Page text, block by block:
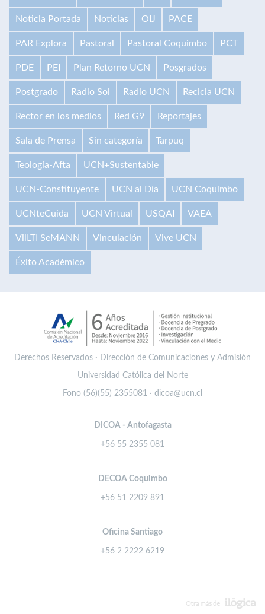
Noticia Portada Noticias OIJ PACE
PAR Explora Pastoral Pastoral Coquimbo PCT
PDE PEI Plan Retorno UCN Posgrados
Postgrado Radio Sol Radio UCN Recicla UCN
Rector en los medios Red G9 Reportajes
Sala de Prensa Sin categoría Tarpuq
Teología-Afta UCN+Sustentable
UCN-Constituyente UCN al Día UCN Coquimbo
UCNteCuida UCN Virtual USQAI VAEA
VilLTI SeMANN Vinculación Vive UCN
Éxito Académico
Derechos Reservados · Dirección de Comunicaciones y Admisión
Universidad Católica del Norte
Fono (56)(55) 2355081 · dicoa@ucn.cl
DICOA - Antofagasta
+56 55 2355 081
DECOA Coquimbo
+56 51 2209 891
Oficina Santiago
+56 2 2222 6219